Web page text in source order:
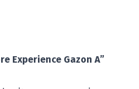
Experience Gazon A”